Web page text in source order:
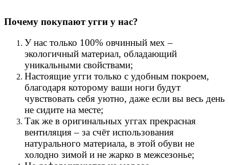
Почему покупают угги у нас?
У нас только 100% овчинный мех –
экологичный материал, обладающий
уникальными свойствами;
Настоящие угги только с удобным покроем,
благодаря которому ваши ноги будут
чувствовать себя уютно, даже если вы весь день
не сидите на месте;
Так же в оригинальных уггах прекрасная
вентиляция – за счёт использования
натурального материала, в этой обуви не
холодно зимой и не жарко в межсезонье;